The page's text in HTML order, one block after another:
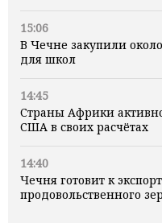
15:06
В Чечне закупили
для школ
14:45
Страны Африки
США в своих расчётах
14:40
Чечня готовит к
продовольственного